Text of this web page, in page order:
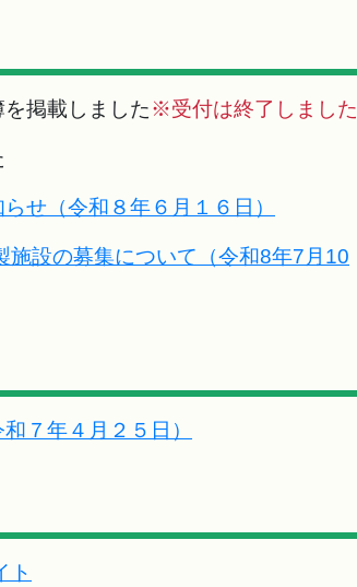
掲載しました※受付は終了しました
せ（令和８年６月１６日）
設の募集について（令和8年7月10
７年４月２５日）
ト